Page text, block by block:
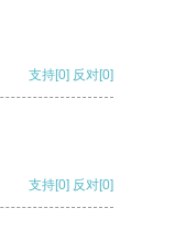
支持[0] 反对[0]
支持[0] 反对[0]